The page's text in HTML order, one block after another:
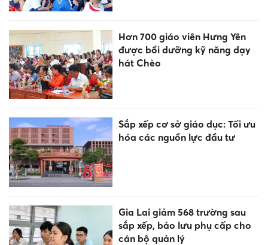
Hơn 700 giáo viên Hưng Yên
được bồi dưỡng kỹ năng dạy
hát Chèo
Sắp xếp cơ sở giáo dục: Tối ưu
hóa các nguồn lực đầu tư
Gia Lai giảm 568 trường sau
sắp xếp, bảo lưu phụ cấp cho
cán bộ quản lý